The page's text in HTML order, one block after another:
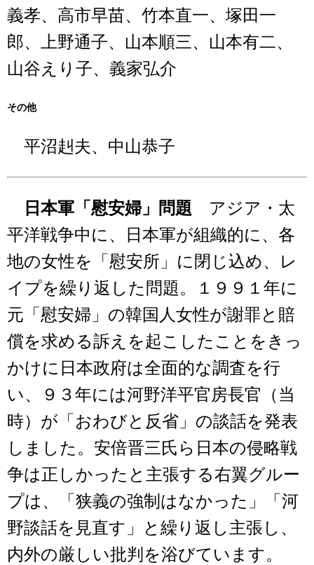
義孝、高市早苗、竹本直一、塚田一
郎、上野通子、山本順三、山本有二、
山谷えり子、義家弘介
その他
平沼赳夫、中山恭子
日本軍「慰安婦」問題 アジア・太
平洋戦争中に、日本軍が組織的に、各
地の女性を「慰安所」に閉じ込め、レ
イプを繰り返した問題。１９９１年に
元「慰安婦」の韓国人女性が謝罪と賠
償を求める訴えを起こしたことをきっ
かけに日本政府は全面的な調査を行
い、９３年には河野洋平官房長官（当
時）が「おわびと反省」の談話を発表
しました。安倍晋三氏ら日本の侵略戦
争は正しかったと主張する右翼グルー
プは、「狭義の強制はなかった」「河
野談話を見直す」と繰り返し主張し、
内外の厳しい批判を浴びています。